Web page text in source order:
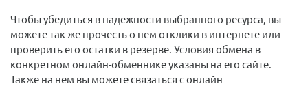
Чтобы убедиться в надежности выбранного ресурса, вы
можете так же прочесть о нем отклики в интернете или
проверить его остатки в резерве. Условия обмена в
конкретном онлайн-обменнике указаны на его сайте.
Также на нем вы можете связаться с онлайн